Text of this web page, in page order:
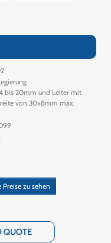
bis 20mm und Leiter mit
von 30x8mm max.
zu sehen
QUOTE